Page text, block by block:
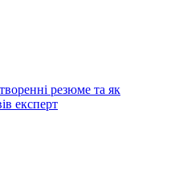
резюме та як
експерт